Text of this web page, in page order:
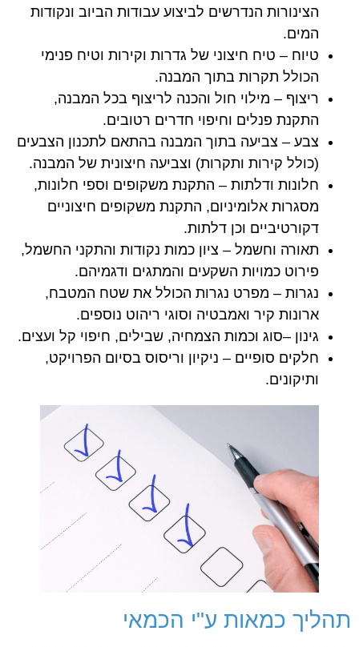
הצינורות הנדרשים לביצוע עבודות הביוב ונקודות
המים.
טיוח – טיח חיצוני של גדרות וקירות וטיח פנימי
הכולל תקרות בתוך המבנה.
ריצוף – מילוי חול והכנה לריצוף בכל המבנה,
התקנת פנלים וחיפוי חדרים רטובים.
צבע – צביעה בתוך המבנה בהתאם לתכנון הצבעים
(כולל קירות ותקרות) וצביעה חיצונית של המבנה.
חלונות ודלתות – התקנת משקופים וספי חלונות,
מסגרות אלומיניום, התקנת משקופים חיצוניים
דקורטיביים וכן דלתות.
תאורה וחשמל – ציון כמות נקודות והתקני החשמל,
פירוט כמויות השקעים והמתגים ודגמיהם.
נגרות – מפרט נגרות הכולל את שטח המטבח,
ארונות קיר ואמבטיה וסוגי ריהוט נוספים.
גינון –סוג וכמות הצמחיה, שבילים, חיפוי קל ועצים.
חלקים סופיים – ניקיון וריסוס בסיום הפרויקט,
ותיקונים.
תהליך כמאות ע"י הכמאי